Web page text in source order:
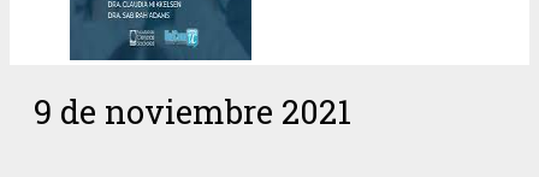
9 de noviembre 2021